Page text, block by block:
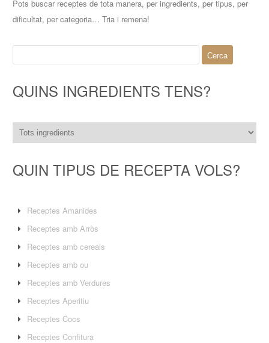
Pots buscar receptes de tota manera, per ingredients, per tipus, per
dificultat, per categoria… Tria i remena!
QUINS INGREDIENTS TENS?
QUIN TIPUS DE RECEPTA VOLS?
Receptes Amanides
Receptes amb Arròs
Receptes amb cereals
Receptes amb ou
Receptes amb Verdures
Receptes Aperitiu
Receptes Cocs
Receptes Confitura